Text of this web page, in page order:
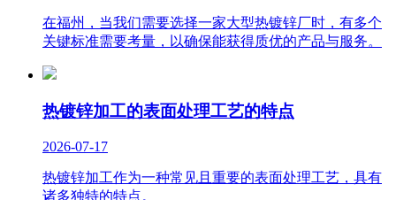
在福州，当我们需要选择一家大型热镀锌厂时，有多个
关键标准需要考量，以确保能获得质优的产品与服务。
热镀锌加工的表面处理工艺的特点
2026-07-17
热镀锌加工作为一种常见且重要的表面处理工艺，具有
诸多独特的特点。